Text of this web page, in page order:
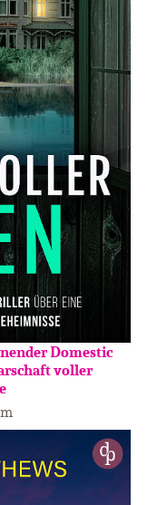
Domestic
voller